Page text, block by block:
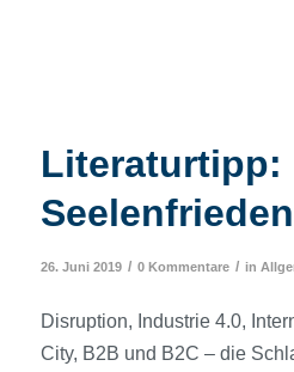
Literaturtipp:
26. Juni 2019 / 0 Kommentare / in
Disruption, Industrie 4.0,
City, B2B und B2C – die